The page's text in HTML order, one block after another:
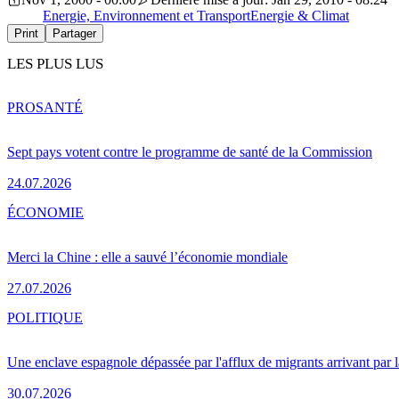
Energie, Environnement et TransportEnergie & Climat
Print Partager
LES PLUS LUS
Sept pays votent contre le programme de santé de la Commission
24.07.2026
PROSANTÉ
Merci la Chine : elle a sauvé l’économie mondiale
27.07.2026
ÉCONOMIE
Une enclave espagnole dépassée par l'afflux de migrants arrivant par
30.07.2026
POLITIQUE